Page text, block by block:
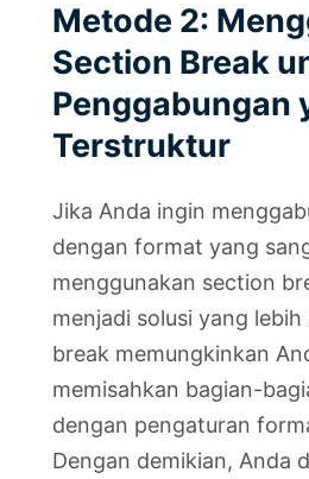
Metode 2:
Section Break
Penggabungan
Terstruktur
Jika Anda ingin
dengan format yang
menggunakan section
menjadi solusi yang
break memungkinkan
memisahkan bagian-
dengan pengaturan
Dengan demikian, Anda